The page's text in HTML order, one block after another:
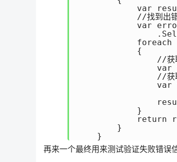
var
//找到出错
var
foreach
            {
//获
var
//获
var
            }
return
        }
    }
再来一个最终用来测试验证失败错误